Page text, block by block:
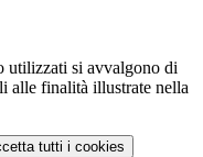
utilizzati si avvalgono di
alle finalità illustrate nella
tutti i cookies